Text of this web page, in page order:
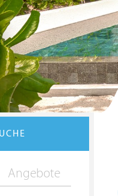
Angebote